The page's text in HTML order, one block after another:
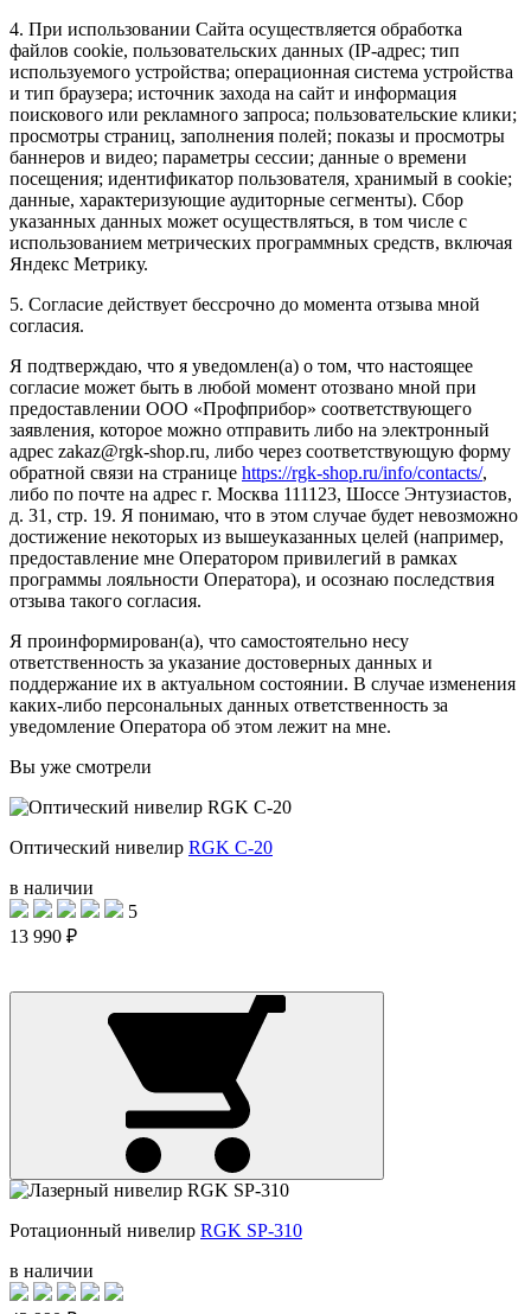
4. При использовании Сайта осуществляется обработка
файлов cookie, пользовательских данных (IP-адрес; тип
используемого устройства; операционная система устройства
и тип браузера; источник захода на сайт и информация
поискового или рекламного запроса; пользовательские клики;
просмотры страниц, заполнения полей; показы и просмотры
баннеров и видео; параметры сессии; данные о времени
посещения; идентификатор пользователя, хранимый в cookie;
данные, характеризующие аудиторные сегменты). Сбор
указанных данных может осуществляться, в том числе с
использованием метрических программных средств, включая
Яндекс Метрику.
5. Согласие действует бессрочно до момента отзыва мной
согласия.
Я подтверждаю, что я уведомлен(а) о том, что настоящее
согласие может быть в любой момент отозвано мной при
предоставлении ООО «Профприбор» соответствующего
заявления, которое можно отправить либо на электронный
адрес zakaz@rgk-shop.ru, либо через соответствующую форму
обратной связи на странице https://rgk-shop.ru/info/contacts/,
либо по почте на адрес г. Москва 111123, Шоссе Энтузиастов,
д. 31, стр. 19. Я понимаю, что в этом случае будет невозможно
достижение некоторых из вышеуказанных целей (например,
предоставление мне Оператором привилегий в рамках
программы лояльности Оператора), и осознаю последствия
отзыва такого согласия.
Я проинформирован(а), что самостоятельно несу
ответственность за указание достоверных данных и
поддержание их в актуальном состоянии. В случае изменения
каких-либо персональных данных ответственность за
уведомление Оператора об этом лежит на мне.
Вы уже смотрели
Оптический нивелир RGK C-20
в наличии
5
13 990 ₽
Ротационный нивелир RGK SP-310
в наличии